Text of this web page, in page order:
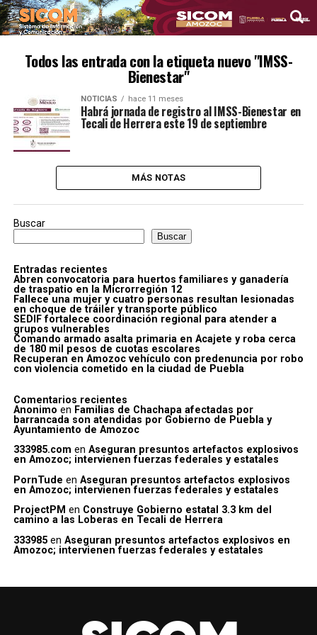
Todos las entrada con la etiqueta nuevo "IMSS-
Bienestar"
NOTICIAS hace 11 meses
Habrá jornada de registro al IMSS-Bienestar en
Tecali de Herrera este 19 de septiembre
MÁS NOTAS
Buscar
Buscar
Entradas recientes
Abren convocatoria para huertos familiares y ganadería
de traspatio en la Microrregión 12
Fallece una mujer y cuatro personas resultan lesionadas
en choque de tráiler y transporte público
SEDIF fortalece coordinación regional para atender a
grupos vulnerables
Comando armado asalta primaria en Acajete y roba cerca
de 180 mil pesos de cuotas escolares
Recuperan en Amozoc vehículo con predenuncia por robo
con violencia cometido en la ciudad de Puebla
Comentarios recientes
Anonimo en Familias de Chachapa afectadas por
barrancada son atendidas por Gobierno de Puebla y
Ayuntamiento de Amozoc
333985.com en Aseguran presuntos artefactos explosivos
en Amozoc; intervienen fuerzas federales y estatales
PornTude en Aseguran presuntos artefactos explosivos
en Amozoc; intervienen fuerzas federales y estatales
ProjectPM en Construye Gobierno estatal 3.3 km del
camino a las Loberas en Tecali de Herrera
333985en Aseguran presuntos artefactos explosivos en
Amozoc; intervienen fuerzas federales y estatales